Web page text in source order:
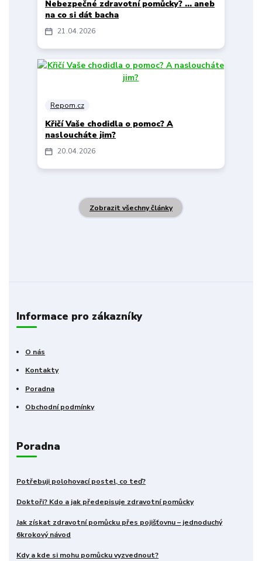
21 04 2026
Nebezpečné zdravotní pomůcky? … aneb
na co si dát bacha
20 04 2026
Repom.cz
Křičí Vaše chodidla o pomoc? A
nasloucháte jim?
Zobrazit všechny články
Informace pro zákazníky
O nás
Kontakty
Poradna
Obchodní podmínky
Poradna
Potřebuji polohovací postel, co teď?
Doktoři? Kdo a jak předepisuje zdravotní pomůcky
Jak získat zdravotní pomůcku přes pojišťovnu – jednoduchý
6krokový návod
Kdy a kde si mohu pomůcku vyzvednout?